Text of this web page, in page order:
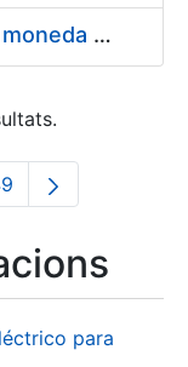
Suministro de estuches para moneda de 30 €
intermèdies
Pàgina
para